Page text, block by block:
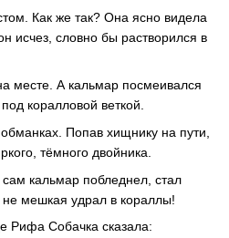
Как же так? Она ясно видела
исчез, словно бы растворился в
месте. А кальмар посмеивался
коралловой веткой.
Попав хищнику на пути,
тёмного двойника.
сам кальмар побледнел, стал
мешкая удрал в кораллы!
Рифа Собачка сказала: